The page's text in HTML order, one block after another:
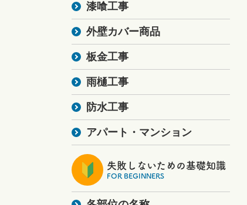
漆喰工事
外壁カバー商品
板金工事
雨樋工事
防水工事
アパート・マンション
失敗しないための基礎知識
FOR BEGINNERS